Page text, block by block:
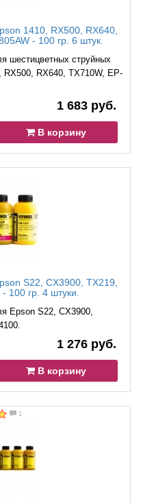
1410, RX500, RX640,
- 100 гр. 6 штук.
шестицветных струйных
RX640, TX710W, EP-
1 683 руб.
В корзину
S22, CX3900, TX219,
100 гр. 4 штуки.
Epson S22, CX3900,
1 276 руб.
В корзину
1